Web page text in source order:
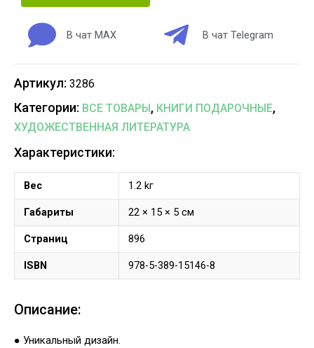
В чат MAX В чат Telegram
Артикул: 3286
Категории: ВСЕ ТОВАРЫ, КНИГИ ПОДАРОЧНЫЕ,
ХУДОЖЕСТВЕННАЯ ЛИТЕРАТУРА
Характеристики:
Вес 1.2 kг
Габариты 22 × 15 × 5 см
Страниц 896
ISBN 978-5-389-15146-8
Описание:
● Уникальный дизайн.